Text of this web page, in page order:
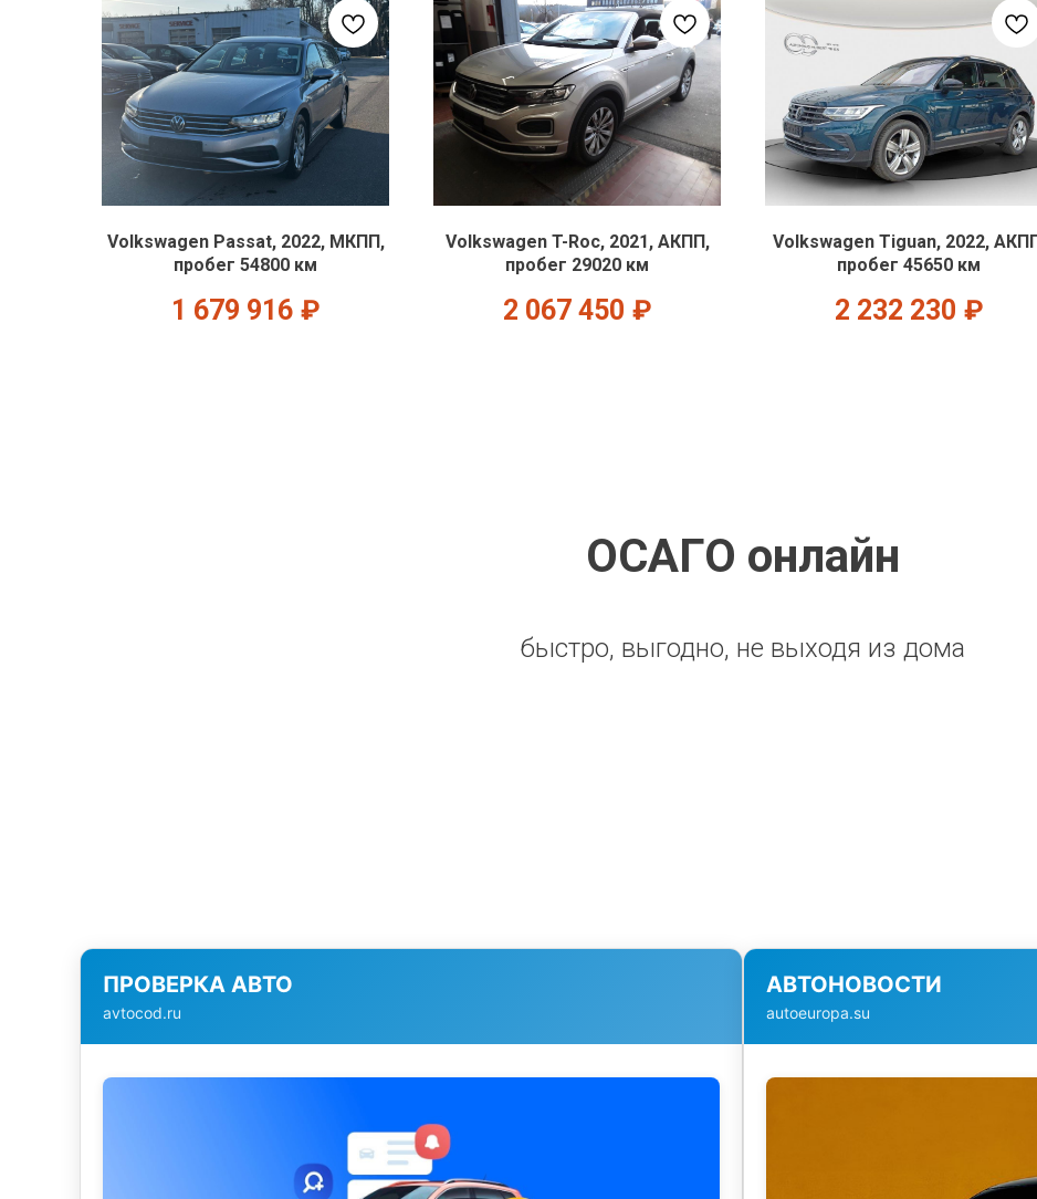
Volkswagen Passat, 2022, МКПП,
пробег 54800 км
1 679 916 ₽
Volkswagen T-Roc, 2021, АКПП,
пробег 29020 км
2 067 450 ₽
Volkswagen Tiguan, 2022,
пробег 45650 км
2 232 230 ₽
ОСАГО онлайн
быстро, выгодно, не выходя из дома
ПРОВЕРКА АВТО
avtocod.ru
АВТОНОВОСТИ
autoeuropa.su